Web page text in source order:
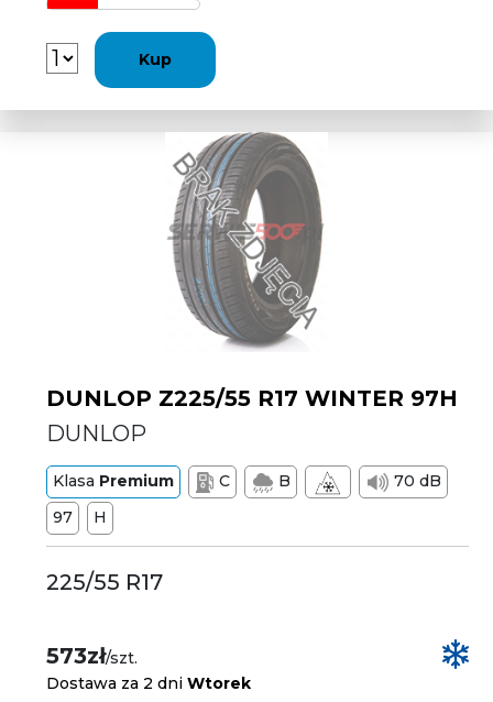
Kup
DUNLOP Z225/55 R17 WINTER 97H
DUNLOP
Klasa Premium C B
70 dB
97
H
225/55 R17
573zł/szt.
Dostawa za 2 dniWtorek